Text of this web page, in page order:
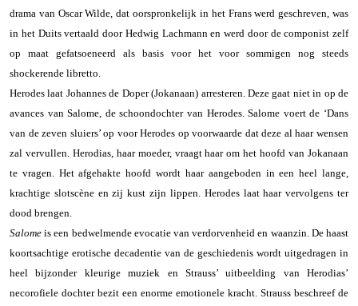
drama van Oscar Wilde, dat oorspronkelijk in het Frans werd geschreven, was
in het Duits vertaald door Hedwig Lachmann en werd door de componist zelf
op maat gefatsoeneerd als basis voor het voor sommigen nog steeds
shockerende libretto.
Herodes laat Johannes de Doper (Jokanaan) arresteren. Deze gaat niet in op de
avances van Salome, de schoondochter van Herodes. Salome voert de ‘Dans
van de zeven sluiers’ op voor Herodes op voorwaarde dat deze al haar wensen
zal vervullen. Herodias, haar moeder, vraagt haar om het hoofd van Jokanaan
te vragen. Het afgehakte hoofd wordt haar aangeboden in een heel lange,
krachtige slotscène en zij kust zijn lippen. Herodes laat haar vervolgens ter
dood brengen.
Salomeis een bedwelmende evocatie van verdorvenheid en waanzin. De haast
koortsachtige erotische decadentie van de geschiedenis wordt uitgedragen in
heel bijzonder kleurige muziek en Strauss’ uitbeelding van Herodias’
necorofiele dochter bezit een enorme emotionele kracht. Strauss beschreef de